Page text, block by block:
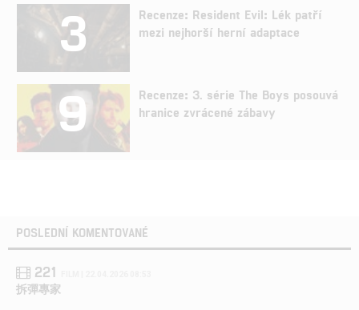
3
Recenze: Resident Evil: Lék patří
mezi nejhorší herní adaptace
9
Recenze: 3. série The Boys posouvá
hranice zvrácené zábavy
POSLEDNÍ KOMENTOVANÉ
221
拆彈專家